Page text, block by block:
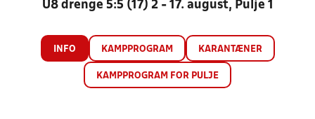
U8 drenge 5:5 (17) 2 - 17. august, Pulje 1
INFO KAMPPROGRAM KARANTÆNER
KAMPPROGRAM FOR PULJE